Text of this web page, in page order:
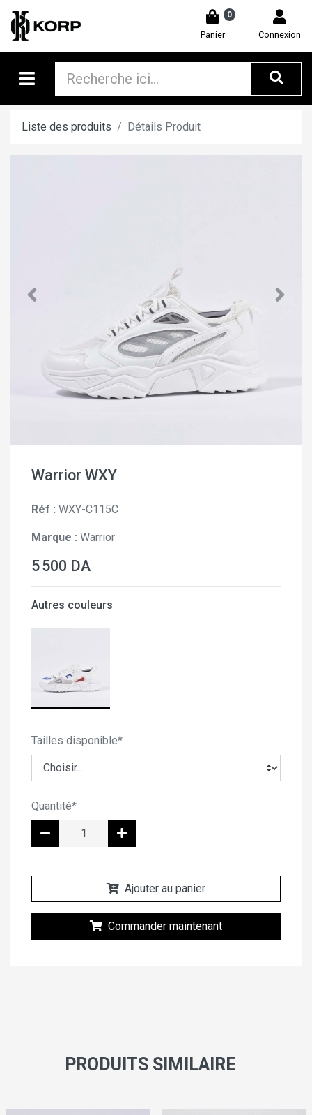
0
Panier Connexion
Liste des produits Détails Produit
Warrior WXY
Réf : WXY-C115C
Marque : Warrior
5 500 DA
Autres couleurs
Tailles disponible*
Quantité*
Ajouter au panier
Commander maintenant
PRODUITS SIMILAIRE